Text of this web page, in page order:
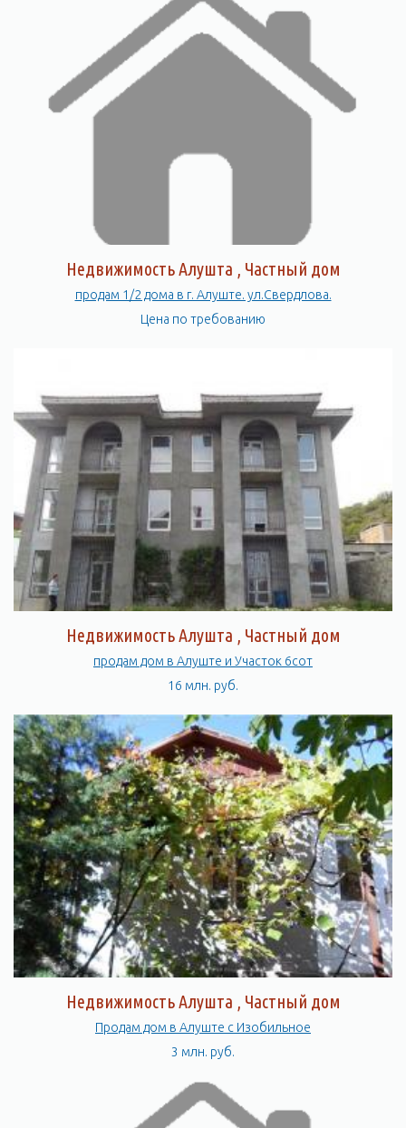
Недвижимость Алушта , Частный дом
продам 1/2 дома в г. Алуште. ул.Свердлова.
Цена по требованию
Недвижимость Алушта , Частный дом
продам дом в Алуште и Участок 6сот
16 млн. руб.
Недвижимость Алушта , Частный дом
Продам дом в Алуште с Изобильное
3 млн. руб.